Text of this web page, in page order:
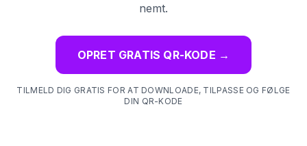
nemt.
OPRET GRATIS QR-KODE →
TILMELD DIG GRATIS FOR AT DOWNLOADE, TILPASSE OG FØLGE
DIN QR-KODE